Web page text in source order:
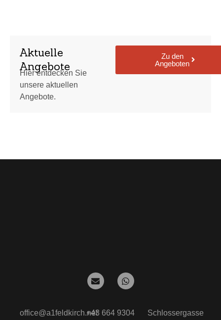
Aktuelle
Angebote
Hier entdecken Sie
unsere aktuellen
Angebote.
Zu den
Angeboten
office@a1feldkirch.net+43 664 9304
Schlossergasse